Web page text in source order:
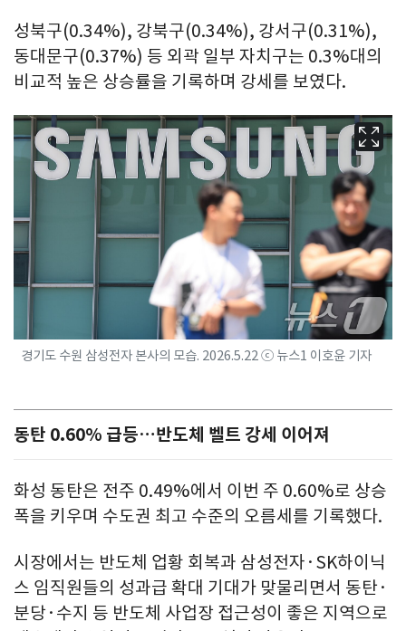
성북구(0.34%), 강북구(0.34%), 강서구(0.31%),
동대문구(0.37%) 등 외곽 일부 자치구는 0.3%대의
비교적 높은 상승률을 기록하며 강세를 보였다.
경기도 수원 삼성전자 본사의 모습. 2026.5.22 ⓒ 뉴스1 이호윤 기자
동탄 0.60% 급등…반도체 벨트 강세 이어져
화성 동탄은 전주 0.49%에서 이번 주 0.60%로 상승
폭을 키우며 수도권 최고 수준의 오름세를 기록했다.
시장에서는 반도체 업황 회복과 삼성전자·SK하이닉
스 임직원들의 성과급 확대 기대가 맞물리면서 동탄·
분당·수지 등 반도체 사업장 접근성이 좋은 지역으로